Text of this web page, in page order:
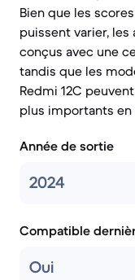
Bien que les
puissent varier,
conçus avec une
tandis que les
Redmi 12C
plus importants
Année de sortie
2024
Compatible
Oui